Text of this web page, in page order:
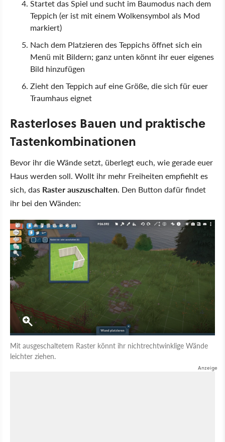
Startet das Spiel und sucht im Baumodus nach dem
Teppich (er ist mit einem Wolkensymbol als Mod
markiert)
Nach dem Platzieren des Teppichs öffnet sich ein
Menü mit Bildern; ganz unten könnt ihr euer eigenes
Bild hinzufügen
Zieht den Teppich auf eine Größe, die sich für euer
Traumhaus eignet
Rasterloses Bauen und praktische
Tastenkombinationen
Bevor ihr die Wände setzt, überlegt euch, wie gerade euer
Haus werden soll. Wollt ihr mehr Freiheiten empfiehlt es
sich, das Raster auszuschalten. Den Button dafür findet
ihr bei den Wänden:
Mit ausgeschaltetem Raster könnt ihr nichtrechtwinklige Wände
leichter ziehen.